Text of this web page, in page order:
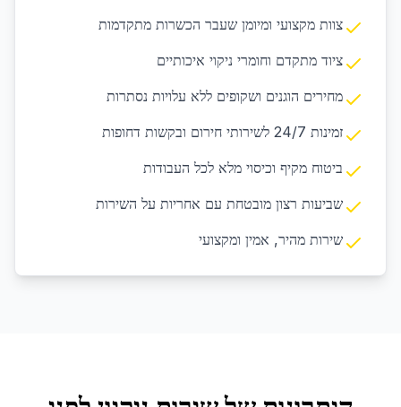
צוות מקצועי ומיומן שעבר הכשרות מתקדמות
ציוד מתקדם וחומרי ניקוי איכותיים
מחירים הוגנים ושקופים ללא עלויות נסתרות
זמינות 24/7 לשירותי חירום ובקשות דחופות
ביטוח מקיף וכיסוי מלא לכל העבודות
שביעות רצון מובטחת עם אחריות על השירות
שירות מהיר, אמין ומקצועי